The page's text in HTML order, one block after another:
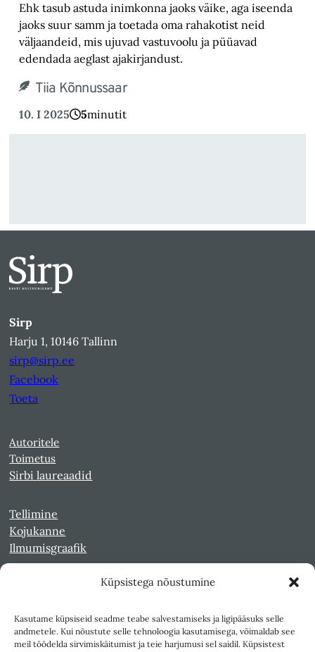
Küpsistega nõustumine
Kasutame küpsiseid seadme teabe salvestamiseks ja ligipääsuks selle
andmetele. Kui nõustute selle tehnoloogia kasutamisega, võimaldab see
meil töödelda sirvimiskäitumist ja teie harjumusi sel saidil. Küpsistest
Ehk tasub astuda inimkonna jaoks väike, aga iseenda
jaoks suur samm ja toetada oma rahakotist neid
väljaandeid, mis ujuvad vastuvoolu ja püüavad
edendada aeglast ajakirjandust.
Tiia Kõnnussaar
10. I 2025 5minutit
Sirp
Harju 1, 10146 Tallinn
sirp@sirp.ee
Facebook
Toeta
Autoritele
Toimetus
Sirbi laureaadid
Tellimine
Kojukanne
Ilmumisgraafik
Kultuurileht 1994-1997
Reede 1989-1990